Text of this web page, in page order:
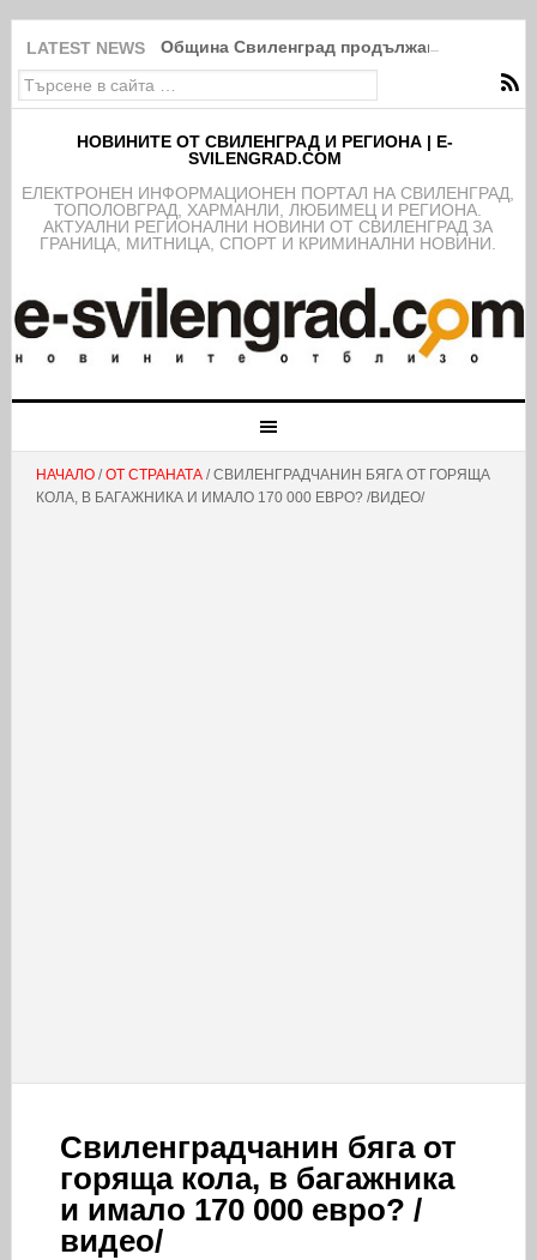
LATEST NEWS Община Свиленград продължава
НОВИНИТЕ ОТ СВИЛЕНГРАД И РЕГИОНА | E-
SVILENGRAD.COM
EЛЕКТРОНЕН ИНФОРМАЦИОНЕН ПОРТАЛ НА СВИЛЕНГРАД,
ТОПОЛОВГРАД, ХАРМАНЛИ, ЛЮБИМЕЦ И РЕГИОНА.
АКТУАЛНИ РЕГИОНАЛНИ НОВИНИ ОТ СВИЛЕНГРАД ЗА
ГРАНИЦА, МИТНИЦА, СПОРТ И КРИМИНАЛНИ НОВИНИ.
НАЧАЛО/ОТ СТРАНАТА/ СВИЛЕНГРАДЧАНИН БЯГА ОТ ГОРЯЩА
КОЛА, В БАГАЖНИКА И ИМАЛО 170 000 ЕВРО? /ВИДЕО/
Свиленградчанин бяга от
горяща кола, в багажника
и имало 170 000 евро? /
видео/